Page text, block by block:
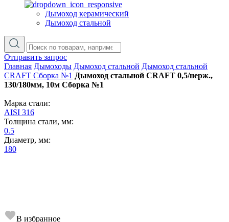
Дымоход керамический
Дымоход стальной
Отправить запрос
Главная Дымоходы Дымоход стальной Дымоход стальной
CRAFT Сборка №1 Дымоход стальной CRAFT 0,5/нерж.,
130/180мм, 10м Сборка №1
Марка стали:
AISI 316
Толщина стали, мм:
0.5
Диаметр, мм:
180
В избранное